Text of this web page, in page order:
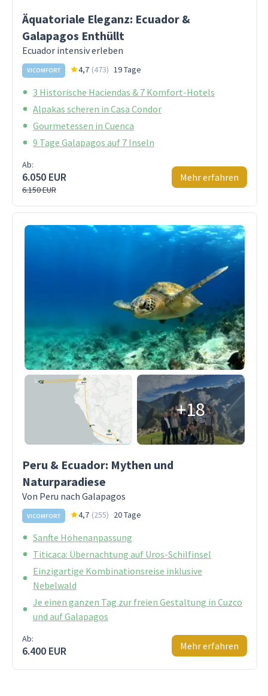
Äquatoriale Eleganz: Ecuador &
Galapagos Enthüllt
Ecuador intensiv erleben
VICOMFORT 4,7 (473) 19 Tage
3 Historische Haciendas & 7 Komfort-Hotels
Alpakas scheren in Casa Condor
Gourmetessen in Cuenca
9 Tage Galapagos auf 7 Inseln
Ab:
6.050 EUR
6.150 EUR
Mehr erfahren
+18
Peru & Ecuador: Mythen und
Naturparadiese
Von Peru nach Galapagos
VICOMFORT 4,7 (255) 20 Tage
Sanfte Höhenanpassung
Titicaca: Übernachtung auf Uros-Schilfinsel
Einzigartige Kombinationsreise inklusive
Nebelwald
Je einen ganzen Tag zur freien Gestaltung in Cuzco
und auf Galapagos
Ab:
6.400 EUR Mehr erfahren